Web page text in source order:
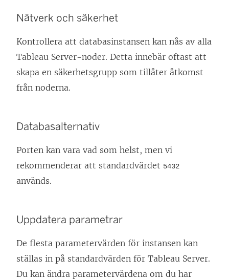
Nätverk och säkerhet
Kontrollera att databasinstansen kan nås av alla
Tableau Server-noder. Detta innebär oftast att
skapa en säkerhetsgrupp som tillåter åtkomst
från noderna.
Databasalternativ
Porten kan vara vad som helst, men vi
rekommenderar att standardvärdet 5432
används.
Uppdatera parametrar
De flesta parametervärden för instansen kan
ställas in på standardvärden för Tableau Server.
Du kan ändra parametervärdena om du har